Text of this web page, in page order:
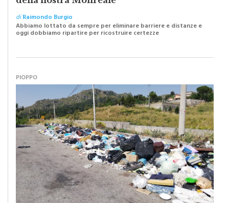
diRaimondo Burgio
Abbiamo lottato da sempre per eliminare barriere e distanze e
oggi dobbiamo ripartire per ricostruire certezze
PIOPPO